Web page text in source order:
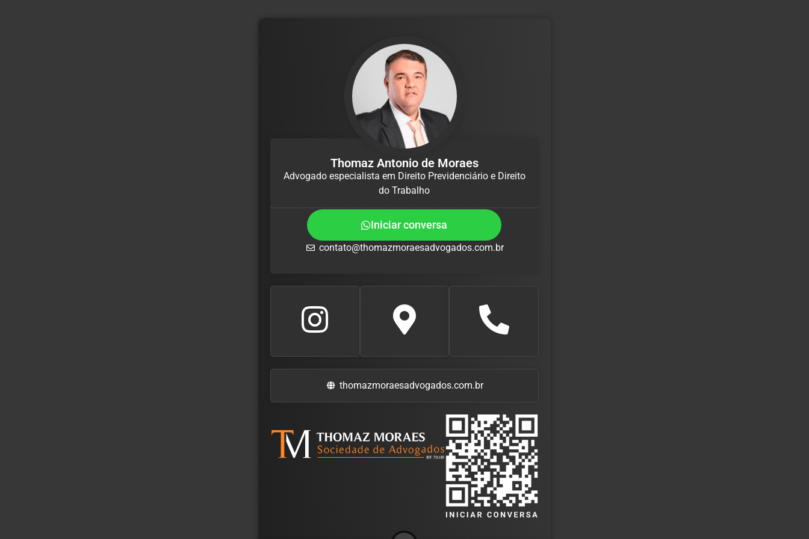
Thomaz Antonio de Moraes
Advogado especialista em Direito Previdenciário e Direito
do Trabalho
Iniciar conversa
contato@thomazmoraesadvogados.com.br
thomazmoraesadvogados.com.br